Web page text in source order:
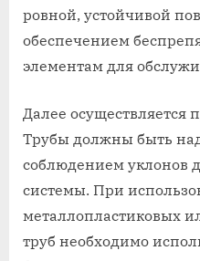
ровной, устойчивой
обеспечением
элементам для
Далее осуществляется
Трубы должны быть
соблюдением уклонов
системы. При
металлопластиковых
труб необходимо